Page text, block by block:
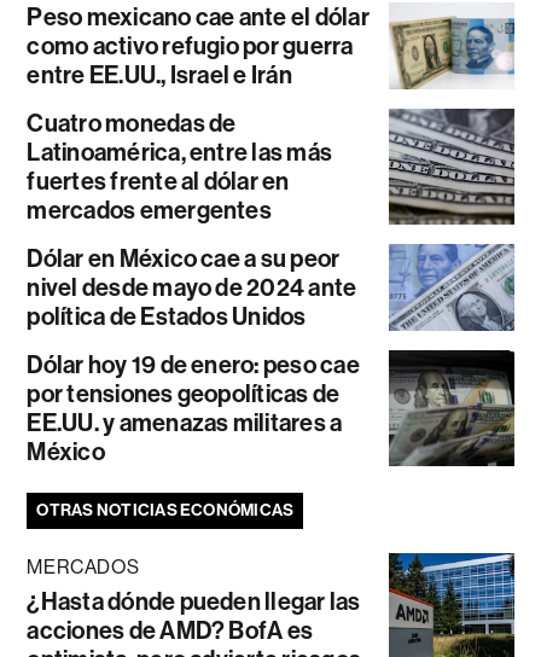
Peso mexicano cae ante el dólar
como activo refugio por guerra
entre EE.UU., Israel e Irán
Cuatro monedas de
Latinoamérica, entre las más
fuertes frente al dólar en
mercados emergentes
Dólar en México cae a su peor
nivel desde mayo de 2024 ante
política de Estados Unidos
Dólar hoy 19 de enero: peso cae
por tensiones geopolíticas de
EE.UU. y amenazas militares a
México
OTRAS NOTICIAS ECONÓMICAS
MERCADOS
¿Hasta dónde pueden llegar las
acciones de AMD? BofA es